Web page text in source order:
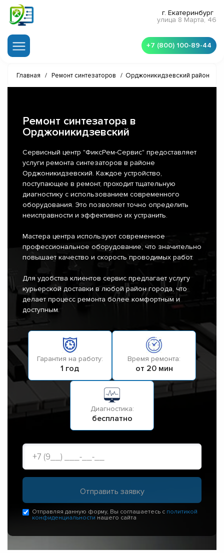
г. Екатеринбург
улица 8 Марта, 46
+7 (800) 100-89-44
Главная / Ремонт синтезаторов / Орджоникидзевский район
Ремонт синтезатора в
Орджоникидзевский
Сервисный центр "ФиксРем-Сервис" предоставляет
услуги ремонта синтезаторов в районе
Орджоникидзевский. Каждое устройство,
поступающее в ремонт, проходит тщательную
диагностику с использованием современного
оборудования. Это позволяет точно определить
неисправности и эффективно их устранить.
Мастера центра используют современное
профессиональное оборудование, что значительно
повышает качество и скорость проводимых работ.
Для удобства клиентов сервис предлагает услугу
курьерской доставки в любой район города, что
делает процесс ремонта более комфортным и
доступным.
Гарантия на работу:
1 год
Время ремонта:
от 20 мин
Диагностика:
бесплатно
Отправляя данную форму, Вы соглашаетесь с политикой
конфиденциальности нашего сайта